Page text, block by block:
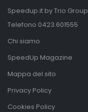
Speedup.it by Trio Group
Telefono 0423.601555
Chi siamo
SpeedUp Magazine
Mappa del sito
Privacy Policy
Cookies Policy